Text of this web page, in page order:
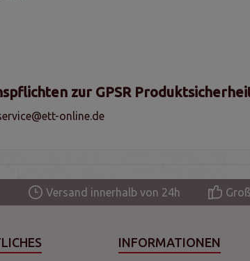
zur GPSR
online.de
Versand innerhalb von 24h
INFORMATIONEN